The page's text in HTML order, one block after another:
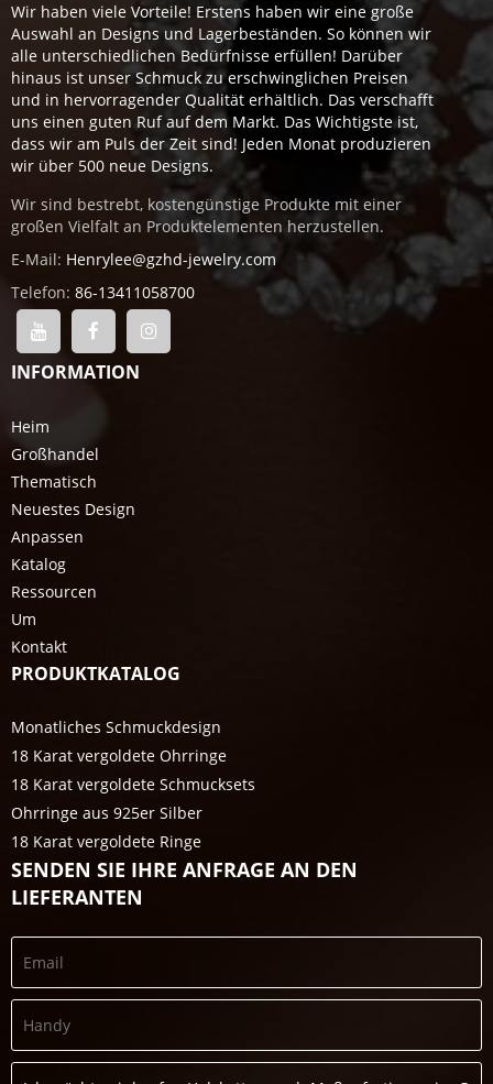
Wir haben viele Vorteile! Erstens haben wir eine große
Auswahl an Designs und Lagerbeständen. So können wir
alle unterschiedlichen Bedürfnisse erfüllen! Darüber
hinaus ist unser Schmuck zu erschwinglichen Preisen
und in hervorragender Qualität erhältlich. Das verschafft
uns einen guten Ruf auf dem Markt. Das Wichtigste ist,
dass wir am Puls der Zeit sind! Jeden Monat produzieren
wir über 500 neue Designs.
Wir sind bestrebt, kostengünstige Produkte mit einer
großen Vielfalt an Produktelementen herzustellen.
E-Mail: Henrylee@gzhd-jewelry.com
Telefon: 86-13411058700
INFORMATION
Heim
Großhandel
Thematisch
Neuestes Design
Anpassen
Katalog
Ressourcen
Um
Kontakt
PRODUKTKATALOG
Monatliches Schmuckdesign
18 Karat vergoldete Ohrringe
18 Karat vergoldete Schmucksets
Ohrringe aus 925er Silber
18 Karat vergoldete Ringe
SENDEN SIE IHRE ANFRAGE AN DEN
LIEFERANTEN